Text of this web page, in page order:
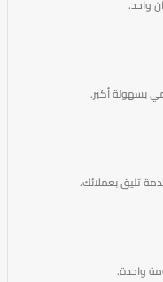
واحد.
بسهولة أكبر.
تليق بعملائك.
واحدة.